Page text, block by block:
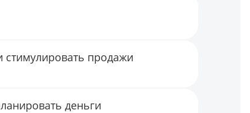
стимулировать продажи
деньги